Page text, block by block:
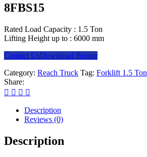
8FBS15
Rated Load Capacity : 1.5 Ton
Lifting Height up to : 6000 mm
Contact UsDownload Brosur
Category: Reach Truck Tag: Forklift 1.5 Ton
Share:
Description
Reviews (0)
Description